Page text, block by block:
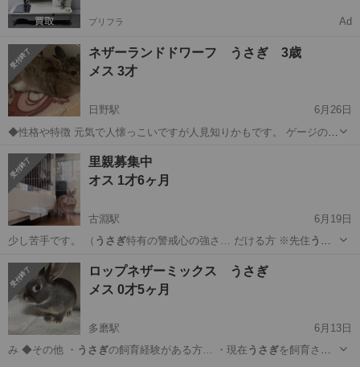
プリフラ Ad
ネザーランドドワーフ うさぎ 3歳
メス 3才
日野駅
6月26日
◆性格や特徴 元気で人懐っこいですが人見知りかもです。 ゲージの中
が出てくると抱っこなども大丈夫です。 ◆健康状態 とても健康的で
す。 ◆その他 本当であれば...
東京 日野市 日野駅
里親募集中
オス 1才6ヶ月
古淵駅
6月19日
少し苦手です。 （ うさぎ 特有の警戒心の強さ… だける方 ※先住 うさ
東京 町田市 古淵駅
ロップネザーミックス うさぎ
メス 0才5ヶ月
多磨駅
6月13日
み ◆その他 ・ うさぎ の飼育経験がある方… ・現在 うさぎを飼育され